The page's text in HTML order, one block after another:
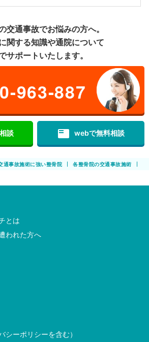
交通事故でお悩みの方へ。
関する知識や通院について
サポートいたします。
963-887
談 featured_play_list webで無料相談
通事故施術に強い整骨院 各整骨院の交通事故施術
とは
われた方へ
シーポリシーを含む）